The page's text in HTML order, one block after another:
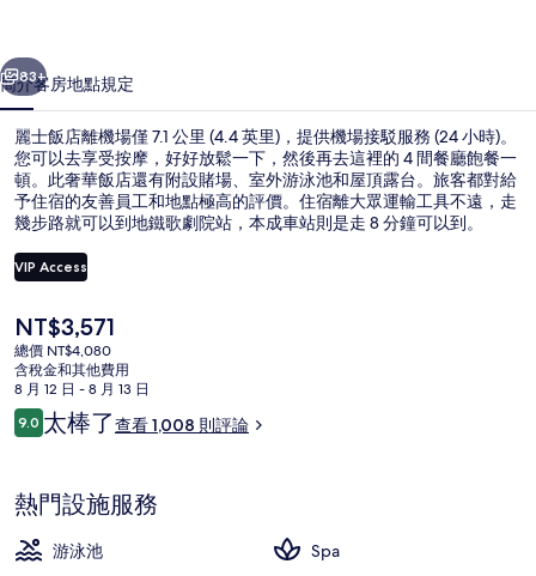
集
個 下一個
83+
簡介客房地點規定
麗士飯店離機場僅 7.1 公里 (4.4 英里)，提供機場接駁服務 (24 小時)。
您可以去享受按摩，好好放鬆一下，然後再去這裡的 4 間餐廳飽餐一
頓。此奢華飯店還有附設賭場、室外游泳池和屋頂露台。旅客都對給
予住宿的友善員工和地點極高的評價。住宿離大眾運輸工具不遠，走
幾步路就可以到地鐵歌劇院站，本成車站則是走 8 分鐘可以到。
VIP Access
目
前
的
價
格
是
NT$3,571
總價 NT$4,080
含稅金和其他費用
8 月 12 日 - 8 月 13 日
評
論
9.09.0 分，滿分 10 分，
太棒了查看 1,008 則評論
熱門設施服務
游泳池
Spa